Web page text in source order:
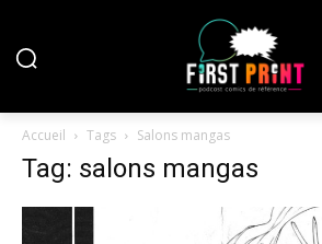
Accueil Tags Salons mangas
Tag: salons mangas